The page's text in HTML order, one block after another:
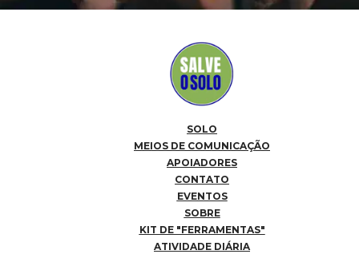
SOLO
MEIOS DE COMUNICAÇÃO
APOIADORES
CONTATO
EVENTOS
SOBRE
KIT DE "FERRAMENTAS"
ATIVIDADE DIÁRIA